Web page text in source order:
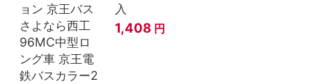
ョン 京王バス
さよなら西工
96MC中型ロ
ング車 京王電
鉄バスカラー2
入
1,408 円